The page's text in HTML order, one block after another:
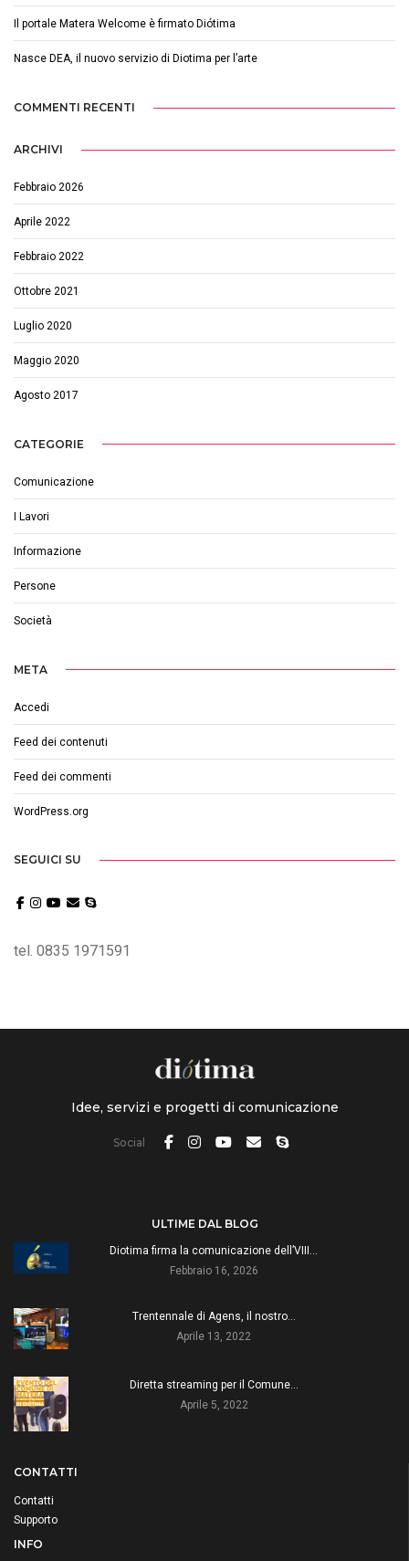
Il portale Matera Welcome è firmato Diótima
Nasce DEA, il nuovo servizio di Diotima per l’arte
COMMENTI RECENTI
ARCHIVI
Febbraio 2026
Aprile 2022
Febbraio 2022
Ottobre 2021
Luglio 2020
Maggio 2020
Agosto 2017
CATEGORIE
Comunicazione
I Lavori
Informazione
Persone
Società
META
Accedi
Feed dei contenuti
Feed dei commenti
WordPress.org
SEGUICI SU
tel. 0835 1971591
Idee, servizi e progetti di comunicazione
Social
ULTIME DAL BLOG
Diotima firma la comunicazione dell’VIII…
Febbraio 16, 2026
Trentennale di Agens, il nostro…
Aprile 13, 2022
Diretta streaming per il Comune…
Aprile 5, 2022
CONTATTI
Contatti
Supporto
INFO